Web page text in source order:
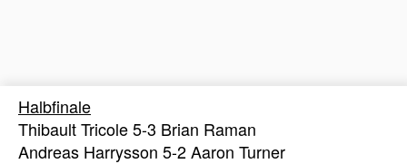
Halbfinale
Thibault Tricole 5-3 Brian Raman
Andreas Harrysson 5-2 Aaron Turner